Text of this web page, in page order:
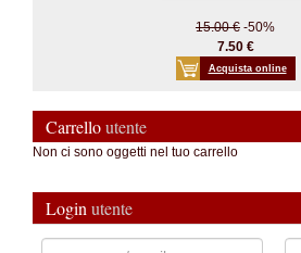
15.00 € -50%
7.50 €
Acquista online
Carrelloutente
Non ci sono oggetti nel tuo carrello
Login utente